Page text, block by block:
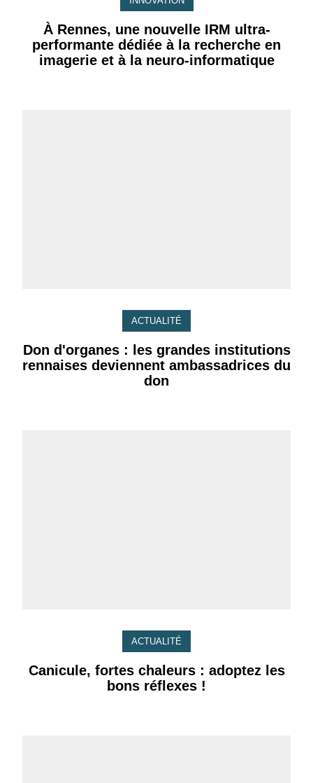
À Rennes, une nouvelle IRM ultra-
performante dédiée à la recherche en
imagerie et à la neuro-informatique
ACTUALITÉ
Don d'organes : les grandes institutions
rennaises deviennent ambassadrices du
don
ACTUALITÉ
Canicule, fortes chaleurs : adoptez les
bons réflexes !